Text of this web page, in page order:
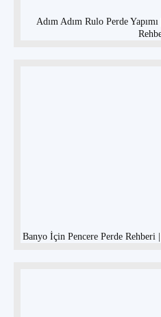
Adım Adım Rulo Perde
Banyo İçin Pencere Perde Rehberi